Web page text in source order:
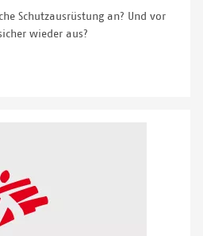
Schutzausrüstung an? Und vor
wieder aus?